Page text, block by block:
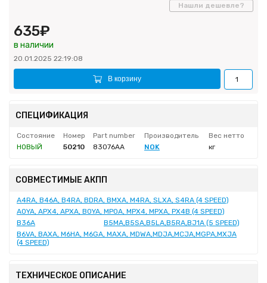
635₽
в наличии
20.01.2025 22:19:08
В корзину
Нашли дешевле?
СПЕЦИФИКАЦИЯ
Состояние Номер Part number Производитель
Вес нетто
НОВЫЙ
50210 83076AA NOK кг
СОВМЕСТИМЫЕ АКПП
A4RA, B46A, B4RA, BDRA, BMXA, M4RA, SLXA, S4RA (4 SPEED)
AOYA, APX4, APXA, BOYA, MPOA, MPX4, MPXA, PX4B (4 SPEED)
B36A
B5MA,B5SA,B5LA,B5RA,BJ1A (5 SPEED)
B6VA, BAXA, M6HA, M6GA, MAXA, MDWA,MDJA,MCJA,MGPA,MXJA
(4 SPEED)
ТЕХНИЧЕСКОЕ ОПИСАНИЕ